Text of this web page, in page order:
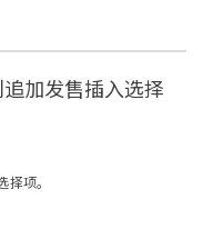
加发售插入选择
项。